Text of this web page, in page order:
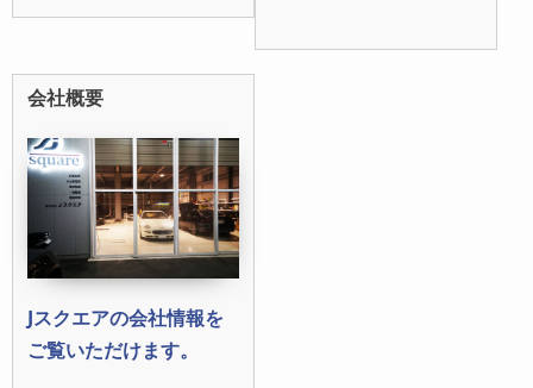
会社概要
Jスクエアの会社情報を
ご覧いただけます。